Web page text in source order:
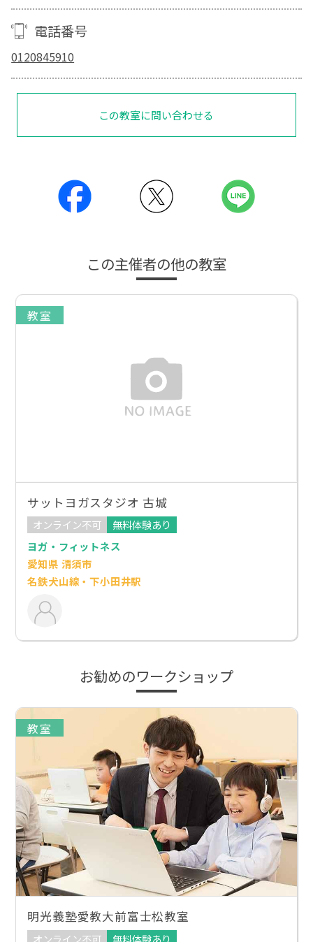
電話番号
0120845910
この教室に問い合わせる
この主催者の他の教室
教室
サットヨガスタジオ 古城
オンライン不可
無料体験あり
ヨガ・フィットネス
愛知県 清須市
名鉄犬山線・下小田井駅
お勧めのワークショップ
教室
明光義塾愛教大前富士松教室
オンライン不可 無料体験あり